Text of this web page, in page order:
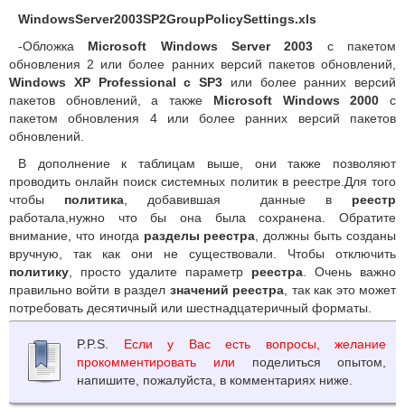
WindowsServer2003SP2GroupPolicySettings.xls
-Обложка Microsoft Windows Server 2003 с пакетом
обновления 2 или более ранних версий пакетов обновлений,
Windows XP Professional с SP3 или более ранних версий
пакетов обновлений, а также Microsoft Windows 2000 с
пакетом обновления 4 или более ранних версий пакетов
обновлений.
В дополнение к таблицам выше, они также позволяют
проводить онлайн поиск системных политик в реестре.Для того
чтобы политика , добавившая данные в реестр
работала,нужно что бы она была сохранена. Обратите
внимание, что иногда разделы реестра , должны быть созданы
вручную, так как они не существовали. Чтобы отключить
политику , просто удалите параметр реестра . Очень важно
правильно войти в раздел значений реестра , так как это может
потребовать десятичный или шестнадцатеричный форматы.
P.P.S. Если у Вас есть вопросы, желание
прокомментировать или поделиться опытом,
напишите, пожалуйста, в комментариях ниже.